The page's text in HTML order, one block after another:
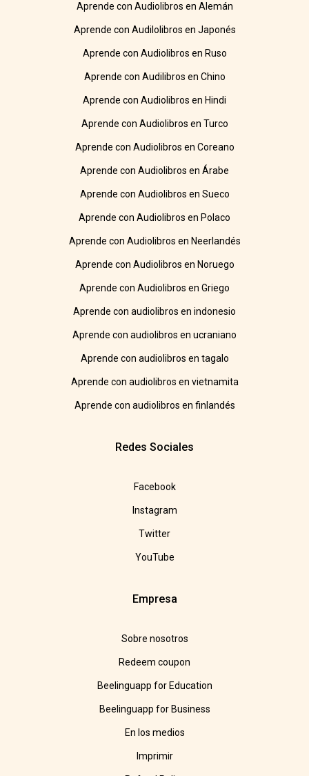
Aprende con Audiolibros en Alemán
Aprende con Audilolibros en Japonés
Aprende con Audiolibros en Ruso
Aprende con Audilibros en Chino
Aprende con Audiolibros en Hindi
Aprende con Audiolibros en Turco
Aprende con Audiolibros en Coreano
Aprende con Audiolibros en Árabe
Aprende con Audiolibros en Sueco
Aprende con Audiolibros en Polaco
Aprende con Audiolibros en Neerlandés
Aprende con Audiolibros en Noruego
Aprende con Audiolibros en Griego
Aprende con audiolibros en indonesio
Aprende con audiolibros en ucraniano
Aprende con audiolibros en tagalo
Aprende con audiolibros en vietnamita
Aprende con audiolibros en finlandés
Redes Sociales
Facebook
Instagram
Twitter
YouTube
Empresa
Sobre nosotros
Redeem coupon
Beelinguapp for Education
Beelinguapp for Business
En los medios
Imprimir